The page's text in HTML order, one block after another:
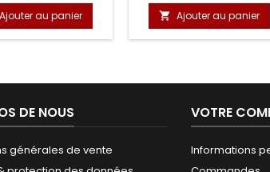
Ajouter au panier  Ajouter au panier
DE NOUS
générales de vente
VOTRE
Informations